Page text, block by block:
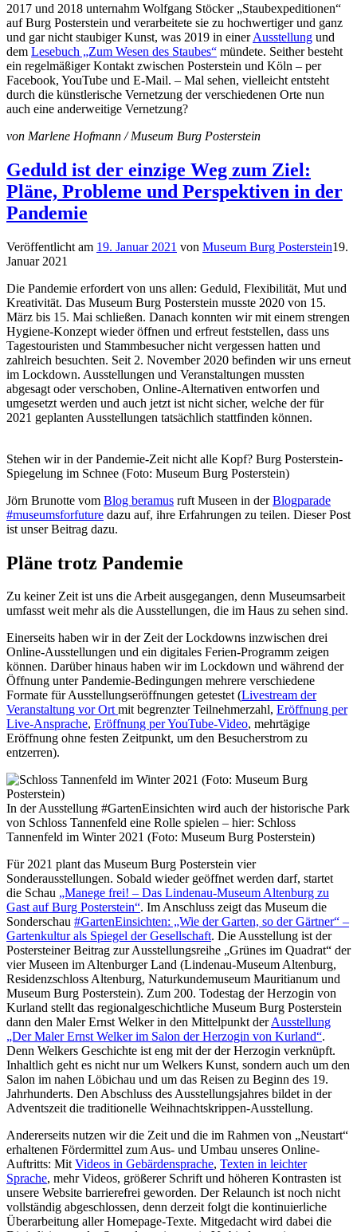
2017 und 2018 unternahm Wolfgang Stöcker „Staubexpeditionen“
auf Burg Posterstein und verarbeitete sie zu hochwertiger und ganz
und gar nicht staubiger Kunst, was 2019 in einerAusstellung und
dem Lesebuch „Zum Wesen des Staubes“ mündete. Seither besteht
ein regelmäßiger Kontakt zwischen Posterstein und Köln – per
Facebook, YouTube und E-Mail. – Mal sehen, vielleicht entsteht
durch die künstlerische Vernetzung der verschiedenen Orte nun
auch eine anderweitige Vernetzung?
von Marlene Hofmann / Museum Burg Posterstein
Geduld ist der einzige Weg zum Ziel:
Pläne, Probleme und Perspektiven in der
Pandemie
Veröffentlicht am 19. Januar 2021 von Museum Burg Posterstein19.
Januar 2021
Die Pandemie erfordert von uns allen: Geduld, Flexibilität, Mut und
Kreativität. Das Museum Burg Posterstein musste 2020 von 15.
März bis 15. Mai schließen. Danach konnten wir mit einem strengen
Hygiene-Konzept wieder öffnen und erfreut feststellen, dass uns
Tagestouristen und Stammbesucher nicht vergessen hatten und
zahlreich besuchten. Seit 2. November 2020 befinden wir uns erneut
im Lockdown. Ausstellungen und Veranstaltungen mussten
abgesagt oder verschoben, Online-Alternativen entworfen und
umgesetzt werden und auch jetzt ist nicht sicher, welche der für
2021 geplanten Ausstellungen tatsächlich stattfinden können.
Stehen wir in der Pandemie-Zeit nicht alle Kopf? Burg Posterstein-
Spiegelung im Schnee (Foto: Museum Burg Posterstein)
Jörn Brunotte vom Blog beramus ruft Museen in derBlogparade
#museumsforfuture dazu auf, ihre Erfahrungen zu teilen. Dieser Post
ist unser Beitrag dazu.
Pläne trotz Pandemie
Zu keiner Zeit ist uns die Arbeit ausgegangen, denn Museumsarbeit
umfasst weit mehr als die Ausstellungen, die im Haus zu sehen sind.
Einerseits haben wir in der Zeit der Lockdowns inzwischen drei
Online-Ausstellungen und ein digitales Ferien-Programm zeigen
können. Darüber hinaus haben wir im Lockdown und während der
Öffnung unter Pandemie-Bedingungen mehrere verschiedene
Formate für Ausstellungseröffnungen getestet (Livestream der
Veranstaltung vor Ortmit begrenzter Teilnehmerzahl, Eröffnung per
Live-Ansprache, Eröffnung per YouTube-Video, mehrtägige
Eröffnung ohne festen Zeitpunkt, um den Besucherstrom zu
entzerren).
In der Ausstellung #GartenEinsichten wird auch der historische Park
von Schloss Tannenfeld eine Rolle spielen – hier: Schloss
Tannenfeld im Winter 2021 (Foto: Museum Burg Posterstein)
Für 2021 plant das Museum Burg Posterstein vier
Sonderausstellungen. Sobald wieder geöffnet werden darf, startet
die Schau „Manege frei! – Das Lindenau-Museum Altenburg zu
Gast auf Burg Posterstein“. Im Anschluss zeigt das Museum die
Sonderschau #GartenEinsichten: „Wie der Garten, so der Gärtner“ –
Gartenkultur als Spiegel der Gesellschaft. Die Ausstellung ist der
Postersteiner Beitrag zur Ausstellungsreihe „Grünes im Quadrat“ der
vier Museen im Altenburger Land (Lindenau-Museum Altenburg,
Residenzschloss Altenburg, Naturkundemuseum Mauritianum und
Museum Burg Posterstein). Zum 200. Todestag der Herzogin von
Kurland stellt das regionalgeschichtliche Museum Burg Posterstein
dann den Maler Ernst Welker in den Mittelpunkt derAusstellung
„Der Maler Ernst Welker im Salon der Herzogin von Kurland“.
Denn Welkers Geschichte ist eng mit der der Herzogin verknüpft.
Inhaltlich geht es nicht nur um Welkers Kunst, sondern auch um den
Salon im nahen Löbichau und um das Reisen zu Beginn des 19.
Jahrhunderts. Den Abschluss des Ausstellungsjahres bildet in der
Adventszeit die traditionelle Weihnachtskrippen-Ausstellung.
Andererseits nutzen wir die Zeit und die im Rahmen von „Neustart“
erhaltenen Fördermittel zum Aus- und Umbau unseres Online-
Auftritts: MitVideos in Gebärdensprache, Texten in leichter
Sprache, mehr Videos, größerer Schrift und höheren Kontrasten ist
unsere Website barrierefrei geworden. Der Relaunch ist noch nicht
vollständig abgeschlossen, denn derzeit folgt die kontinuierliche
Überarbeitung aller Homepage-Texte. Mitgedacht wird dabei die